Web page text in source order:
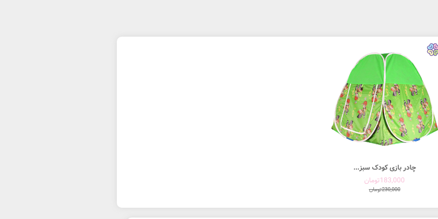
چادر بازی کودک سبز...
183,000تومان
230,000تومان